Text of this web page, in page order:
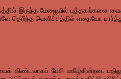
இருந்த மேஜையில் புத்தகங்களை
தெரிந்த வெளிச்சத்தில் எதையோ
கிண்டலாகப் பேசி மகிழ்கின்றன.